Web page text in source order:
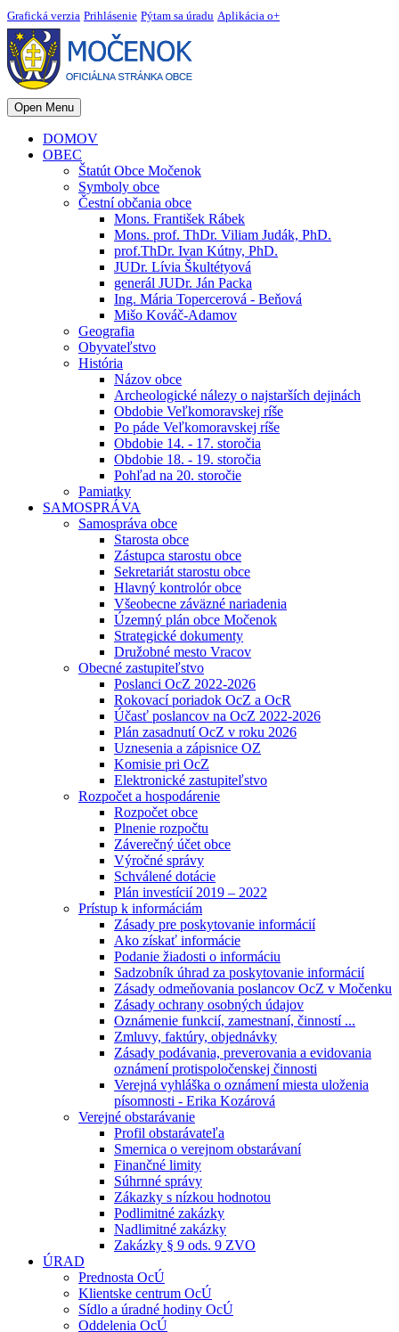
Grafická verzia Prihlásenie Pýtam sa úradu Aplikácia o+
Open Menu
DOMOV
OBEC
Štatút Obce Močenok
Symboly obce
Čestní občania obce
Mons. František Rábek
Mons. prof. ThDr. Viliam Judák, PhD.
prof.ThDr. Ivan Kútny, PhD.
JUDr. Lívia Škultétyová
generál JUDr. Ján Packa
Ing. Mária Topercerová - Beňová
Mišo Kováč-Adamov
Geografia
Obyvateľstvo
História
Názov obce
Archeologické nálezy o najstarších dejinách
Obdobie Veľkomoravskej ríše
Po páde Veľkomoravskej ríše
Obdobie 14. - 17. storočia
Obdobie 18. - 19. storočia
Pohľad na 20. storočie
Pamiatky
SAMOSPRÁVA
Samospráva obce
Starosta obce
Zástupca starostu obce
Sekretariát starostu obce
Hlavný kontrolór obce
Všeobecne záväzné nariadenia
Územný plán obce Močenok
Strategické dokumenty
Družobné mesto Vracov
Obecné zastupiteľstvo
Poslanci OcZ 2022-2026
Rokovací poriadok OcZ a OcR
Účasť poslancov na OcZ 2022-2026
Plán zasadnutí OcZ v roku 2026
Uznesenia a zápisnice OZ
Komisie pri OcZ
Elektronické zastupiteľstvo
Rozpočet a hospodárenie
Rozpočet obce
Plnenie rozpočtu
Záverečný účet obce
Výročné správy
Schválené dotácie
Plán investícií 2019 – 2022
Prístup k informáciám
Zásady pre poskytovanie informácií
Ako získať informácie
Podanie žiadosti o informáciu
Sadzobník úhrad za poskytovanie informácií
Zásady odmeňovania poslancov OcZ v Močenku
Zásady ochrany osobných údajov
Oznámenie funkcií, zamestnaní, činností ...
Zmluvy, faktúry, objednávky
Zásady podávania, preverovania a evidovania
oznámení protispoločenskej činnosti
Verejná vyhláška o oznámení miesta uloženia
písomnosti - Erika Kozárová
Verejné obstarávanie
Profil obstarávateľa
Smernica o verejnom obstarávaní
Finančné limity
Súhrnné správy
Zákazky s nízkou hodnotou
Podlimitné zakázky
Nadlimitné zakázky
Zakázky § 9 ods. 9 ZVO
ÚRAD
Prednosta OcÚ
Klientske centrum OcÚ
Sídlo a úradné hodiny OcÚ
Oddelenia OcÚ